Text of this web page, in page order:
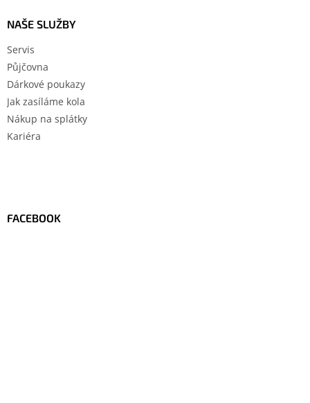
NAŠE SLUŽBY
Servis
Půjčovna
Dárkové poukazy
Jak zasíláme kola
Nákup na splátky
Kariéra
FACEBOOK